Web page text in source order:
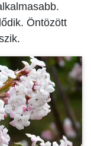
Öntözött